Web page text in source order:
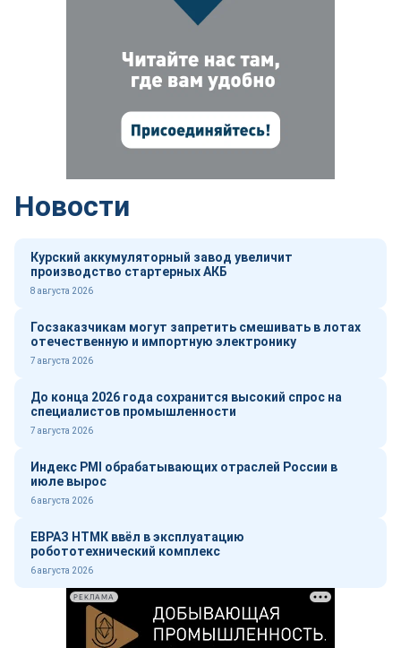
Новости
Курский аккумуляторный завод увеличит
производство стартерных АКБ
8 августа 2026
Госзаказчикам могут запретить смешивать в лотах
отечественную и импортную электронику
7 августа 2026
До конца 2026 года сохранится высокий спрос на
специалистов промышленности
7 августа 2026
Индекс PMI обрабатывающих отраслей России в
июле вырос
6 августа 2026
ЕВРАЗ НТМК ввёл в эксплуатацию
робототехнический комплекс
6 августа 2026
РЕКЛАМА